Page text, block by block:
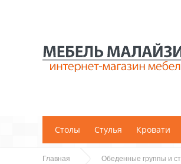
Столы Стулья Кровати
Главная Обеденные группы и